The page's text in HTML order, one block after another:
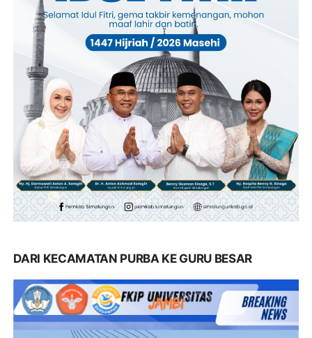
DARI KECAMATAN PURBA KE GURU BESAR